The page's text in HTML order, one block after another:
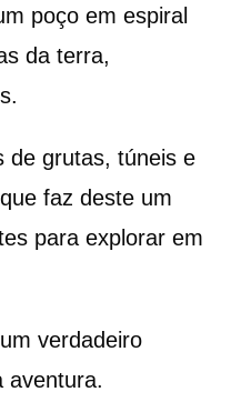
poço em espiral
da terra,
de grutas, túneis e
faz deste um
para explorar em
verdadeiro
aventura.